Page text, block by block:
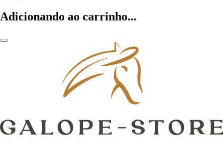
Adicionando ao carrinho...